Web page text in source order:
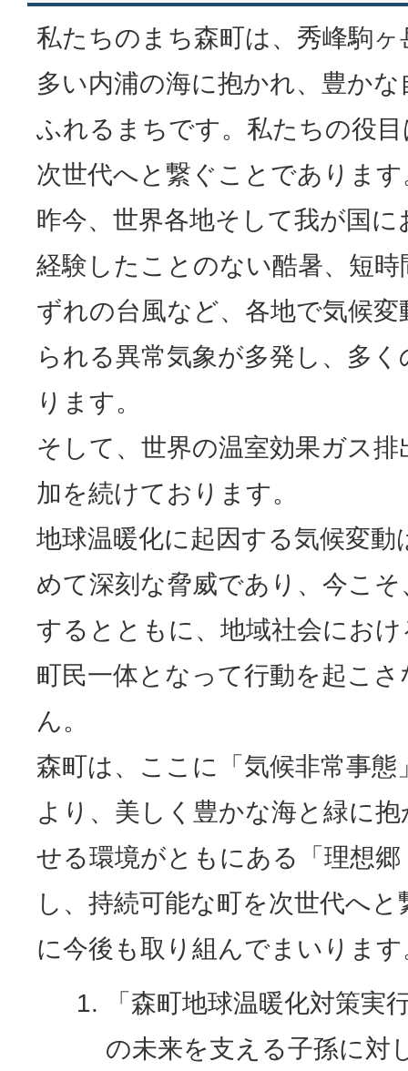
私たちのまち森町は、秀峰駒
多い内浦の海に抱かれ、豊か
ふれるまちです。私たちの役
次世代へと繋ぐことであります
昨今、世界各地そして我が国
経験したことのない酷暑、短
ずれの台風など、各地で気候
られる異常気象が多発し、多
ります。
そして、世界の温室効果ガス
加を続けております。
地球温暖化に起因する気候変
めて深刻な脅威であり、今こ
するとともに、地域社会にお
町民一体となって行動を起こ
ん。
森町は、ここに「気候非常事
より、美しく豊かな海と緑に
せる環境がともにある「理想
し、持続可能な町を次世代へ
に今後も取り組んでまいります
「森町地球温暖化対策実
の未来を支える子孫に対